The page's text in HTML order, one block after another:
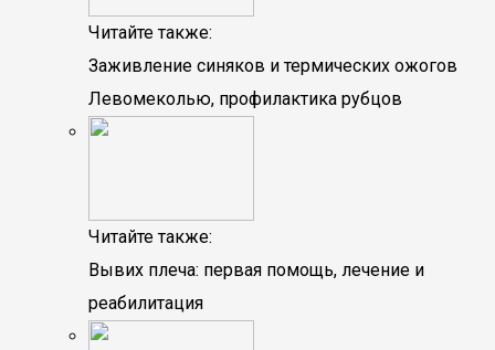
Читайте также:
Заживление синяков и термических ожогов
Левомеколью, профилактика рубцов
Читайте также:
Вывих плеча: первая помощь, лечение и
реабилитация